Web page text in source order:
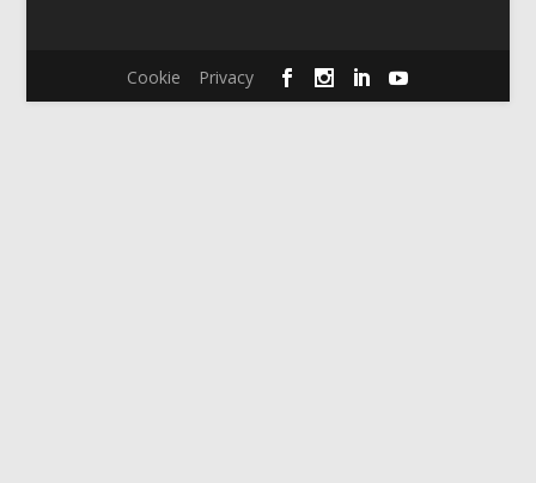
Cookie Privacy